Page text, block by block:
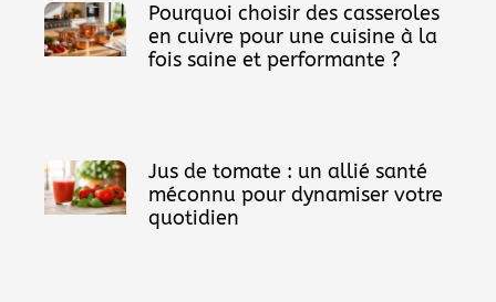
Pourquoi choisir des casseroles
en cuivre pour une cuisine à la
fois saine et performante ?
Jus de tomate : un allié santé
méconnu pour dynamiser votre
quotidien